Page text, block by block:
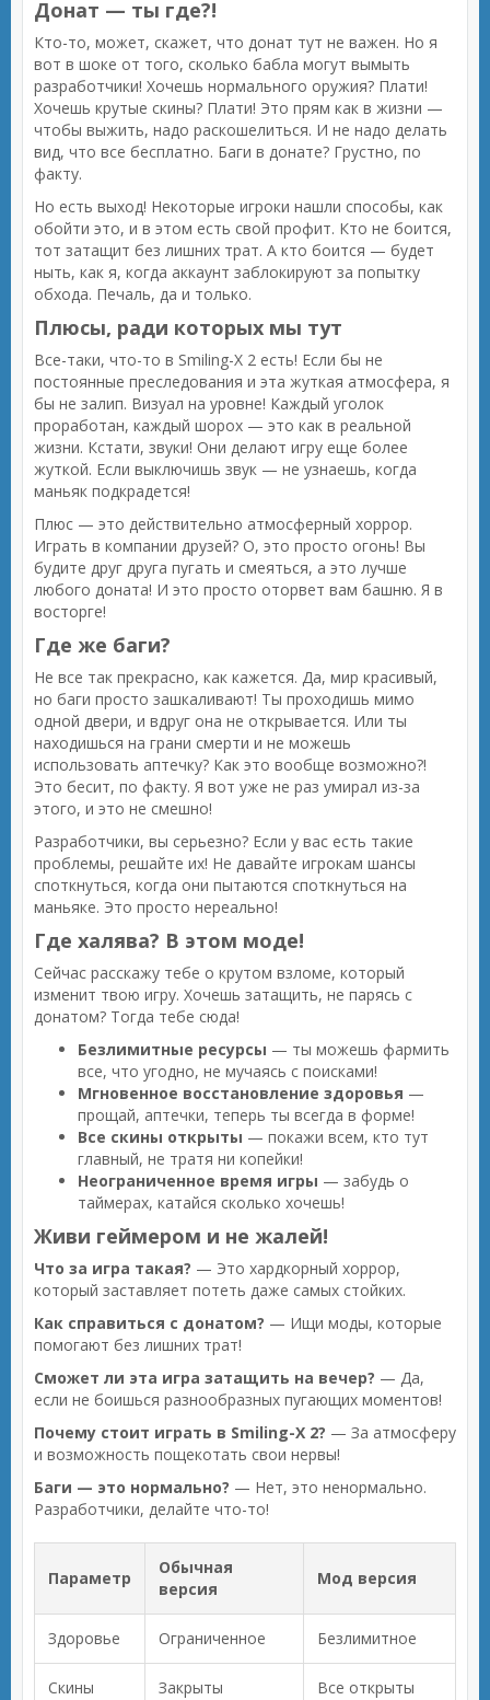
Донат — ты где?!
Кто-то, может, скажет, что донат тут не важен. Но я
вот в шоке от того, сколько бабла могут вымыть
разработчики! Хочешь нормального оружия? Плати!
Хочешь крутые скины? Плати! Это прям как в жизни —
чтобы выжить, надо раскошелиться. И не надо делать
вид, что все бесплатно. Баги в донате? Грустно, по
факту.
Но есть выход! Некоторые игроки нашли способы, как
обойти это, и в этом есть свой профит. Кто не боится,
тот затащит без лишних трат. А кто боится — будет
ныть, как я, когда аккаунт заблокируют за попытку
обхода. Печаль, да и только.
Плюсы, ради которых мы тут
Все-таки, что-то в Smiling-X 2 есть! Если бы не
постоянные преследования и эта жуткая атмосфера, я
бы не залип. Визуал на уровне! Каждый уголок
проработан, каждый шорох — это как в реальной
жизни. Кстати, звуки! Они делают игру еще более
жуткой. Если выключишь звук — не узнаешь, когда
маньяк подкрадется!
Плюс — это действительно атмосферный хоррор.
Играть в компании друзей? О, это просто огонь! Вы
будите друг друга пугать и смеяться, а это лучше
любого доната! И это просто оторвет вам башню. Я в
восторге!
Где же баги?
Не все так прекрасно, как кажется. Да, мир красивый,
но баги просто зашкаливают! Ты проходишь мимо
одной двери, и вдруг она не открывается. Или ты
находишься на грани смерти и не можешь
использовать аптечку? Как это вообще возможно?!
Это бесит, по факту. Я вот уже не раз умирал из-за
этого, и это не смешно!
Разработчики, вы серьезно? Если у вас есть такие
проблемы, решайте их! Не давайте игрокам шансы
споткнуться, когда они пытаются споткнуться на
маньяке. Это просто нереально!
Где халява? В этом моде!
Сейчас расскажу тебе о крутом взломе, который
изменит твою игру. Хочешь затащить, не парясь с
донатом? Тогда тебе сюда!
Безлимитные ресурсы — ты можешь фармить
все, что угодно, не мучаясь с поисками!
Мгновенное восстановление здоровья —
прощай, аптечки, теперь ты всегда в форме!
Все скины открыты — покажи всем, кто тут
главный, не тратя ни копейки!
Неограниченное время игры — забудь о
таймерах, катайся сколько хочешь!
Живи геймером и не жалей!
Что за игра такая? — Это хардкорный хоррор,
который заставляет потеть даже самых стойких.
Как справиться с донатом? — Ищи моды, которые
помогают без лишних трат!
Сможет ли эта игра затащить на вечер? — Да,
если не боишься разнообразных пугающих моментов!
Почему стоит играть в Smiling-X 2? — За атмосферу
и возможность пощекотать свои нервы!
Баги — это нормально? — Нет, это ненормально.
Разработчики, делайте что-то!
Параметр
Обычная
версия
Мод версия
Здоровье Ограниченное Безлимитное
Скины Закрыты Все открыты